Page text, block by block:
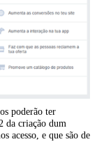
poderão ter
da criação dum
acesso, e que são de